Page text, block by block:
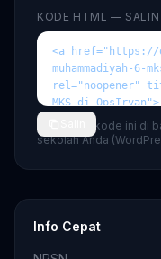
KODE HTML — SALIN
💡 Tempel kode ini di
sekolah Anda
Info Cepat